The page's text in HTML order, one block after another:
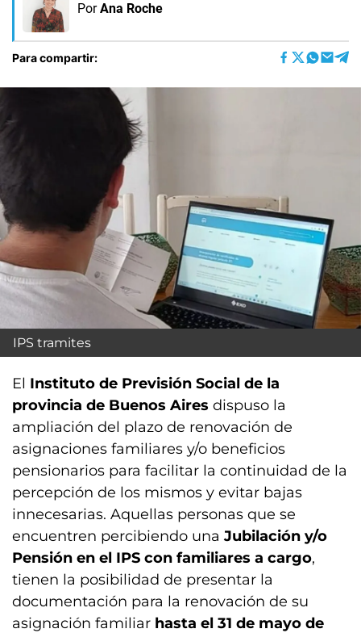
Por Ana Roche
Para compartir:
IPS tramites
El Instituto de Previsión Social de la
provincia de Buenos Aires dispuso la
ampliación del plazo de renovación de
asignaciones familiares y/o beneficios
pensionarios para facilitar la continuidad de la
percepción de los mismos y evitar bajas
innecesarias. Aquellas personas que se
encuentren percibiendo una Jubilación y/o
Pensión en el IPS con familiares a cargo,
tienen la posibilidad de presentar la
documentación para la renovación de su
asignación familiar hasta el 31 de mayo de